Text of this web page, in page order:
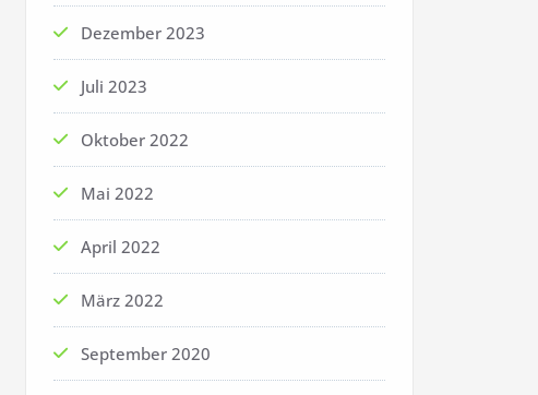
Dezember 2023
Juli 2023
Oktober 2022
Mai 2022
April 2022
März 2022
September 2020